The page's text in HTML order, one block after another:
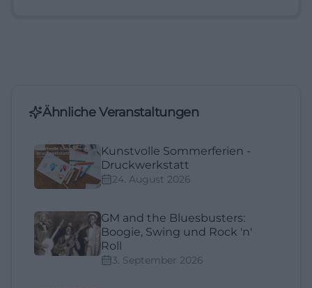
Ähnliche Veranstaltungen
Kunstvolle Sommerferien -
Druckwerkstatt
24. August 2026
GM and the Bluesbusters:
Boogie, Swing und Rock 'n'
Roll
3. September 2026